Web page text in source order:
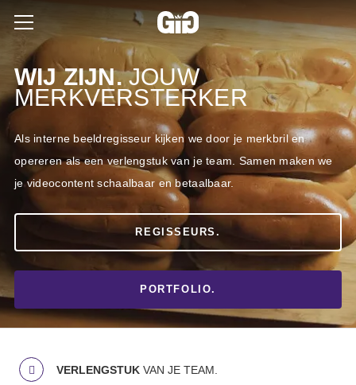
WIJ ZIJN.JOUW
MERKVERSTERKER
Als interne beeldregisseur kijken we door je merkbril en
opereren als een verlengstuk van je team. Samen maken we
je videocontent schaalbaar en betaalbaar.
REGISSEURS.
PORTFOLIO.
VERLENGSTUK VAN JE TEAM.